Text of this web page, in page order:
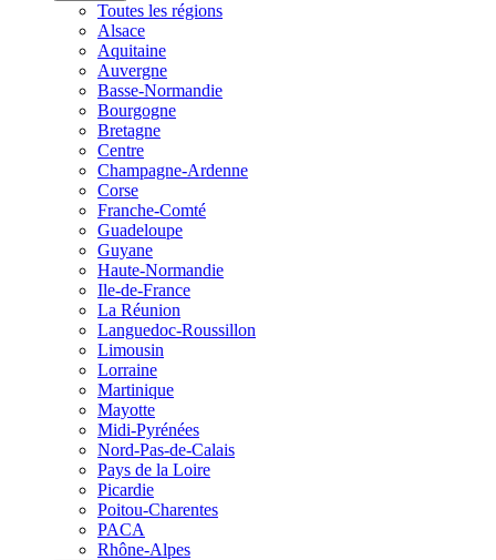
Toutes les régions
Alsace
Aquitaine
Auvergne
Basse-Normandie
Bourgogne
Bretagne
Centre
Champagne-Ardenne
Corse
Franche-Comté
Guadeloupe
Guyane
Haute-Normandie
Ile-de-France
La Réunion
Languedoc-Roussillon
Limousin
Lorraine
Martinique
Mayotte
Midi-Pyrénées
Nord-Pas-de-Calais
Pays de la Loire
Picardie
Poitou-Charentes
PACA
Rhône-Alpes